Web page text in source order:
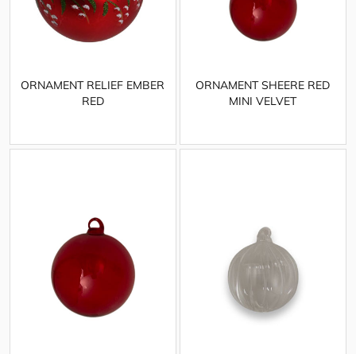
ORNAMENT RELIEF EMBER
RED
ORNAMENT SHEERE RED
MINI VELVET